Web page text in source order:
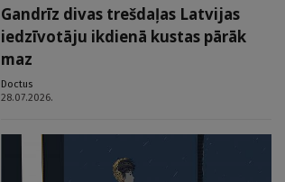
Gandrīz divas trešdaļas Latvijas
iedzīvotāju ikdienā kustas pārāk
maz
Doctus
28.07.2026.